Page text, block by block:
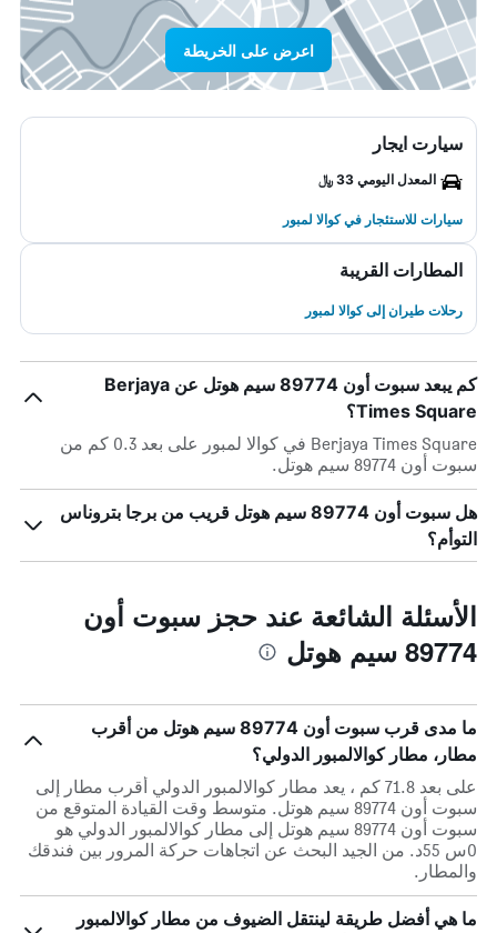
اعرض على الخريطة
سيارت ايجار
المعدل اليومي 33 ﷼
سيارات للاستئجار في كوالا لمبور
المطارات القريبة
رحلات طيران إلى كوالا لمبور
كم يبعد سبوت أون 89774 سيم هوتل عن Berjaya
Times Square؟
Berjaya Times Square في كوالا لمبور على بعد 0.3 كم من
سبوت أون 89774 سيم هوتل.
هل سبوت أون 89774 سيم هوتل قريب من برجا بتروناس
التوأم؟
الأسئلة الشائعة عند حجز سبوت أون
89774 سيم هوتل
ما مدى قرب سبوت أون 89774 سيم هوتل من أقرب
مطار، مطار كوالالمبور الدولي؟
على بعد 71.8 كم ، يعد مطار كوالالمبور الدولي أقرب مطار إلى
سبوت أون 89774 سيم هوتل. متوسط وقت القيادة المتوقع من
سبوت أون 89774 سيم هوتل إلى مطار كوالالمبور الدولي هو
0س 55د. من الجيد البحث عن اتجاهات حركة المرور بين فندقك
والمطار.
ما هي أفضل طريقة لينتقل الضيوف من مطار كوالالمبور